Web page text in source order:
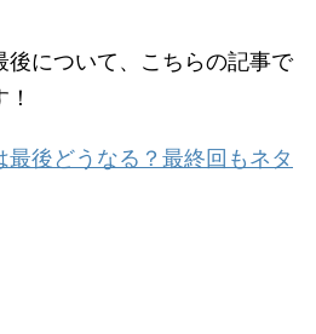
後について、こちらの記事で
後どうなる？最終回もネタ